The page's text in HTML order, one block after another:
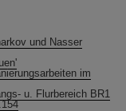
und Nasser
im
u. Flurbereich BR1